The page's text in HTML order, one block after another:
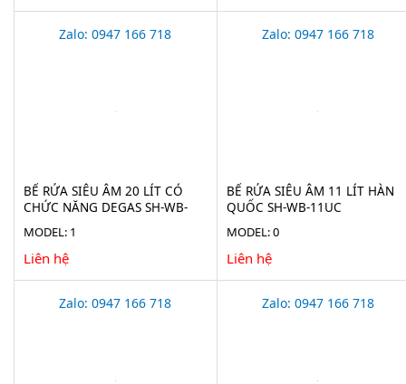
Zalo: 0947 166 718
BỂ RỬA SIÊU ÂM 20 LÍT CÓ
CHỨC NĂNG DEGAS SH-WB-
MODEL: 1
Liên hệ
Zalo: 0947 166 718
BỂ RỬA SIÊU ÂM 11 LÍT HÀN
QUỐC SH-WB-11UC
MODEL: 0
Liên hệ
Zalo: 0947 166 718 Zalo: 0947 166 718